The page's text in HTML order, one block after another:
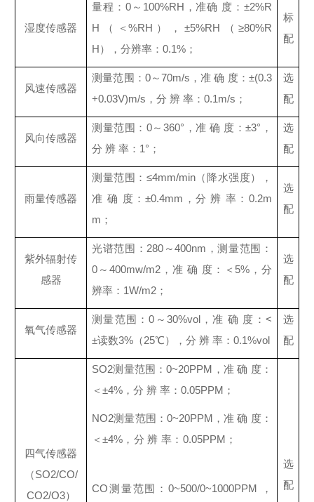
湿度传感器
量程：0～100%RH，准确 度：±2%R
H（＜%RH），±5%RH（≥80%R
H），分辨率：0.1%；
标
配
风速传感器
测量范围：0～70m/s，准 确 度：±(0.3
+0.03V)m/s，分 辨 率：0.1m/s；
选
配
风向传感器
测量范围：0～360°，准 确 度：±3°，
分 辨 率：1°；
选
配
雨量传感器
测量范围：≤4mm/min（降水强度），
准 确 度：±0.4mm，分 辨 率：0.2m
m；
选
配
紫外辐射传
感器
光谱范围：280～400nm，测量范围：
0～400mw/m2，准 确 度：＜5%，分
辨率：1W/m2；
选
配
氧气传感器
测量范围：0～30%vol，准 确 度：<
±读数3%（25℃），分 辨 率：0.1%vol
选
配
四气传感器
（SO2/CO/
CO2/O3）
SO2测量范围：0~20PPM，准 确 度：
＜±4%，分 辨 率：0.05PPM；
NO2测量范围：0~20PPM，准 确 度：
＜±4%，分 辨 率：0.05PPM；
CO测量范围：0~500/0~1000PPM ，
选
配